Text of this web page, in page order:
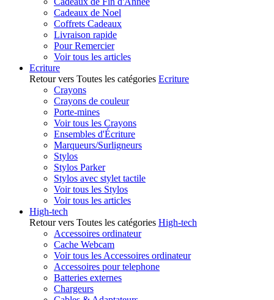
Cadeaux de Noel
Coffrets Cadeaux
Livraison rapide
Pour Remercier
Voir tous les articles
Ecriture
Retour vers Toutes les catégories Ecriture
Crayons
Crayons de couleur
Porte-mines
Voir tous les Crayons
Ensembles d'Écriture
Marqueurs/Surligneurs
Stylos
Stylos Parker
Stylos avec stylet tactile
Voir tous les Stylos
Voir tous les articles
High-tech
Retour vers Toutes les catégories High-tech
Accessoires ordinateur
Cache Webcam
Voir tous les Accessoires ordinateur
Accessoires pour telephone
Batteries externes
Chargeurs